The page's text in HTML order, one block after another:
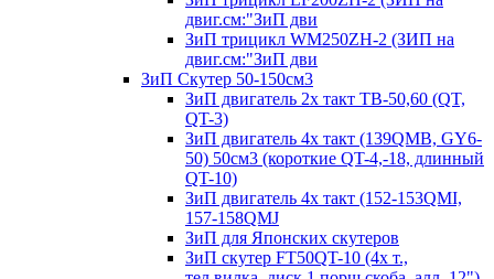
двиг.см:"ЗиП дви
ЗиП трицикл WM250ZH-2 (ЗИП на
двиг.см:"ЗиП дви
ЗиП Скутер 50-150см3
ЗиП двигатель 2х такт ТВ-50,60 (QT,
QT-3)
ЗиП двигатель 4х такт (139QMB, GY6-
50) 50см3 (короткие QT-4,-18, длинный
QT-10)
ЗиП двигатель 4х такт (152-153QMI,
157-158QMJ
ЗиП для Японских скутеров
ЗиП скутер FT50QT-10 (4х т.,